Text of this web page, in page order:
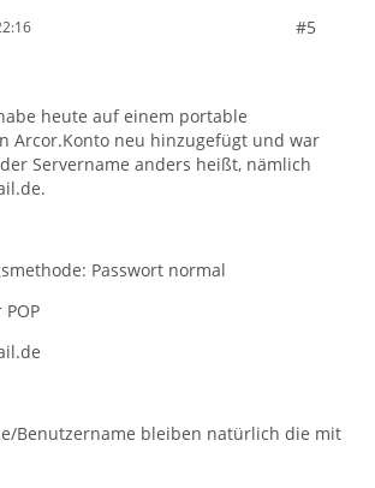
#5
heute auf einem portable
Arcor.Konto neu hinzugefügt und war
Servername anders heißt, nämlich
Passwort normal
Benutzername bleiben natürlich die mit